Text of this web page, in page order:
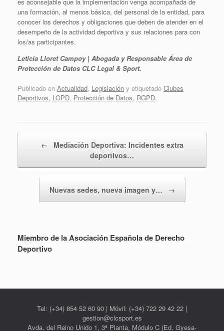
una formación, al menos básica, del personal de la entidad, para
conocer los derechos y obligaciones que deben de atender en el
desempeño de la actividad deportiva y sus relaciones para con
los/as participantes.
Leticia Lloret Campoy | Abogada y Responsable Área de
Protección de Datos CLC Legal & Sport.
Publicado en Actualidad, Legislación y etiquetado Clubes
Deportivos, LOPD, Protección de Datos, RGPD.
←
Mediación Deportiva: Incidentes extra
deportivos…
Nuevas sedes, nueva imagen y… →
Miembro de la Asociación Española de Derecho
Deportivo
Tel: (+34) 854 52 60 90 | Móvil: (+34) 722 29 42 22 |
gestion@clcsport.es
Avda. del Reino Unido 1, 3ª Planta, Módulo C (Ed. Gyesa-